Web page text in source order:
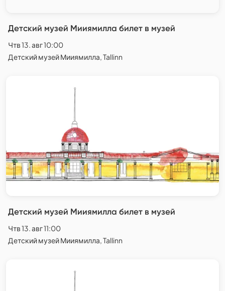
Детский музей Мииямилла билет в музей
Чтв 13. авг 10:00
Детский музей Мииямилла, Tallinn
Детский музей Мииямилла билет в музей
Чтв 13. авг 11:00
Детский музей Мииямилла, Tallinn